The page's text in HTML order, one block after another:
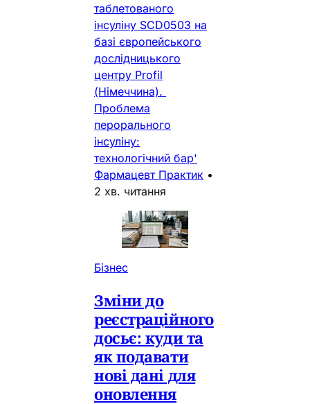
таблетованого
інсуліну SCD0503 на
базі європейського
дослідницького
центру Profil
(Німеччина).
Проблема
перорального
інсуліну:
технологічний бар'
Фармацевт Практик •
2 хв. читання
Бізнес
Зміни до
реєстраційного
досьє: куди та
як подавати
нові дані для
оновлення